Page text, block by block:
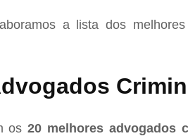
a lista dos
os20 melhores advogados